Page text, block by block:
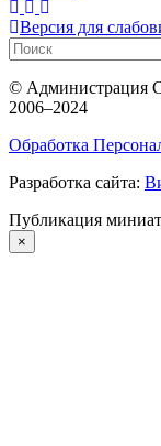
Версия для
© Администрация
2006–2024
Обработка
Разработка сайта:
Публикация
×